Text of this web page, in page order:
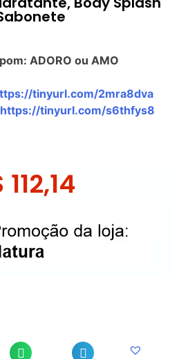
ADORO ou AMO
tinyurl.com/2mra8dva
https://tinyurl.com/s6thfys8
112,14